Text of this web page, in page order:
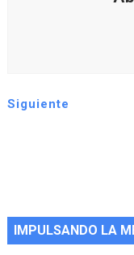
Siguiente
IMPULSANDO LA